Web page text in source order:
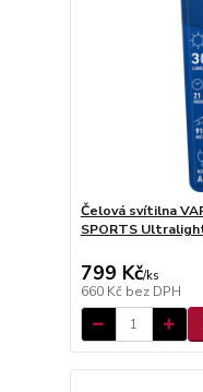
Čelová svítilna
SPORTS
799 Kč/ks
660 Kč bez DPH